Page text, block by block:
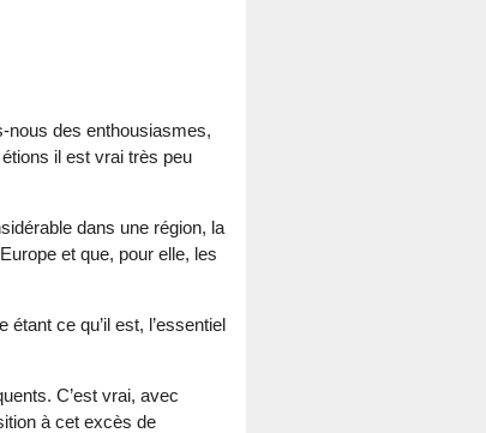
nous des enthousiasmes,
il est vrai très peu
dans une région, la
et que, pour elle, les
ce qu’il est, l’essentiel
C’est vrai, avec
à cet excès de